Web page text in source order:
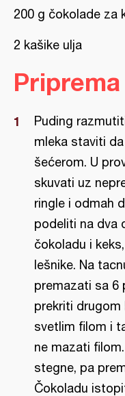
200 g čokolade za
2 kašike ulja
Priprema
Puding
mleka staviti
šećerom. U
skuvati uz
ringle i odmah
podeliti na dva
čokoladu i
lešnike. Na
premazati sa 6
prekriti
svetlim filom i
ne mazati
stegne, pa
Čokoladu